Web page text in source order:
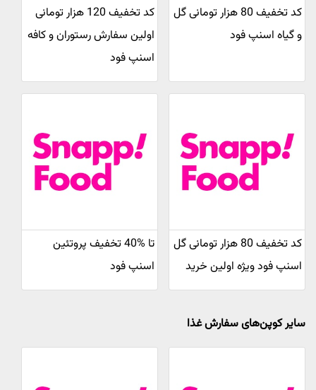
کد تخفیف 80 هزار تومانی گل
و گیاه اسنپ فود
کد تخفیف 120 هزار تومانی
اولین سفارش رستوران و کافه
اسنپ فود
کد تخفیف 80 هزار تومانی گل
اسنپ فود ویژه اولین خرید
تا %40 تخفیف پروتئین
اسنپ فود
سایر کوپن‌های سفارش غذا